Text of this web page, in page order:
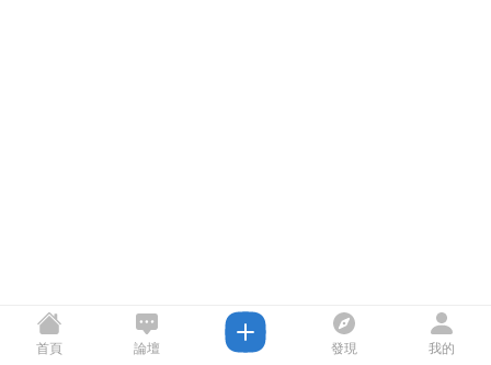
首頁 論壇 發現 我的